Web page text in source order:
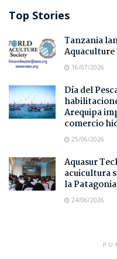
Top Stories
Tanzania
Aquaculture
16/07/2026
Día del
Arequipa
comercio
25/06/2026
Aquasur
acuicultura
la Patagonia
24/06/2026